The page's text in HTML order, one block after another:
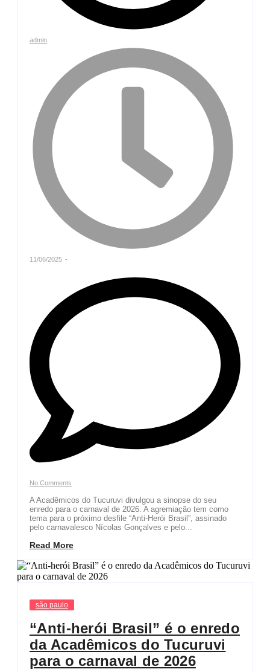
admin
11/06/2025 -
No Comments
A Acadêmicos do Tucuruvi divulgou a sinopse do seu
enredo para o carnaval de 2026. A agremiação tem como
tema para o próximo desfile “Anti-Herói Brasil”, assinado
pelo carnavalesco Nícolas Gonçalves e pelo...
Read More
são paulo
“Anti-herói Brasil” é o enredo
da Acadêmicos do Tucuruvi
para o carnaval de 2026